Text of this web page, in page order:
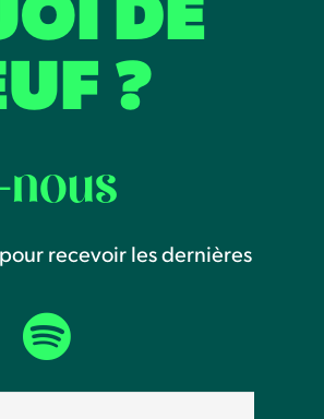
DE
?
nous
recevoir les dernières